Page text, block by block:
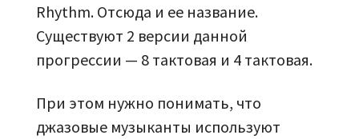
Rhythm. Отсюда и ее название.
Существуют 2 версии данной
прогрессии — 8 тактовая и 4 тактовая.
При этом нужно понимать, что
джазовые музыканты используют